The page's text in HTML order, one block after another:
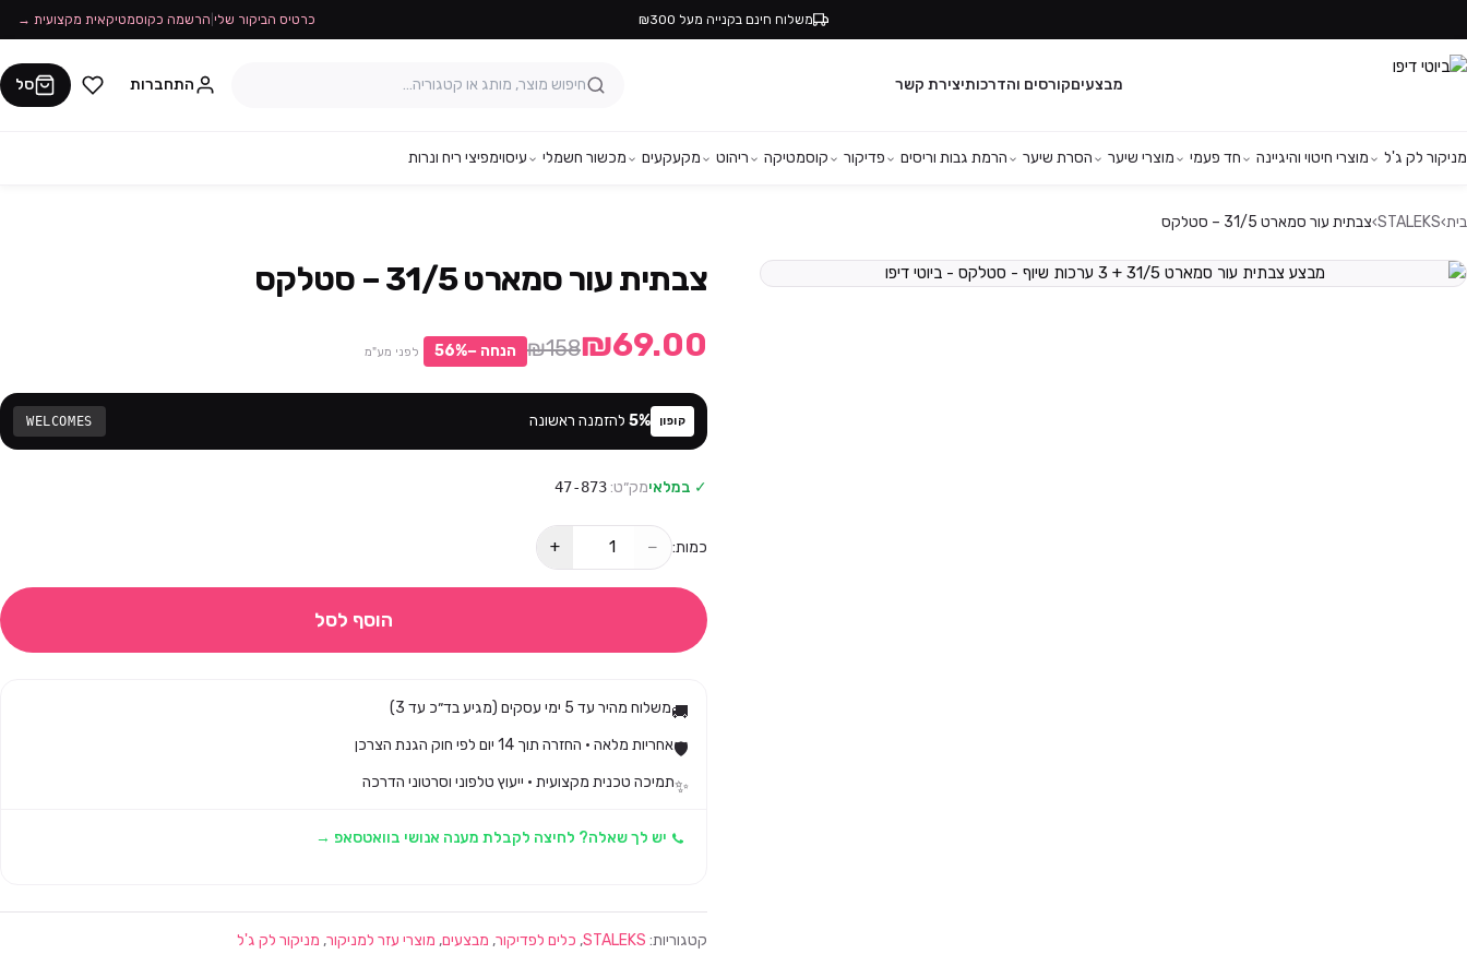
משלוח חינם בקנייה מעל ₪300 כרטיס הביקור שלי הרשמה כקוסמטיקאית מקצועית →
מבצעיםקורסים והדרכותיצירת קשר התחברות סל
מניקור לק ג'ל מוצרי חיטוי והיגיינה חד פעמי מוצרי שיער הסרת שיער הרמת גבות וריסים פדיקור קוסמטיקה ריהוט מקעקעים מכשור חשמלי עיסוימפיצי ריח ונרות
בית›
STALEKS
›צבתית עור סמארט 31/5 – סטלקס
צבתית עור סמארט 31/5 – סטלקס
₪69.00
₪158 הנחה − 56% לפני מע"מ
קופון 5% להזמנה ראשונה WELCOMES
✓ במלאימק״ט:47-873
כמות: −
+
הוסף לסל
🚚משלוח מהיר עד 5 ימי עסקים (מגיע בד״כ עד 3)
🛡️אחריות מלאה · החזרה תוך 14 יום לפי חוק הגנת הצרכן
✨תמיכה טכנית מקצועית · ייעוץ טלפוני וסרטוני הדרכה
יש לך שאלה? לחיצה לקבלת מענה אנושי בוואטסאפ →
קטגוריות: STALEKS
, כלים לפדיקור, מבצעים, מוצרי עזר למניקור, מניקור לק ג'ל